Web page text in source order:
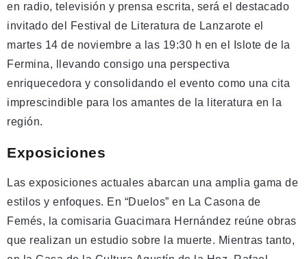
en radio, televisión y prensa escrita, será el destacado
invitado del Festival de Literatura de Lanzarote el
martes 14 de noviembre a las 19:30 h en el Islote de la
Fermina, llevando consigo una perspectiva
enriquecedora y consolidando el evento como una cita
imprescindible para los amantes de la literatura en la
región.
Exposiciones
Las exposiciones actuales abarcan una amplia gama de
estilos y enfoques. En “Duelos” en La Casona de
Femés, la comisaria Guacimara Hernández reúne obras
que realizan un estudio sobre la muerte. Mientras tanto,